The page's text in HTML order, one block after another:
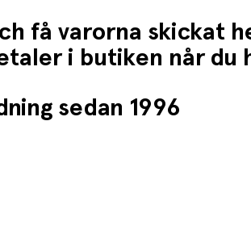
få varorna skickat
i butiken når du
sedan 1996